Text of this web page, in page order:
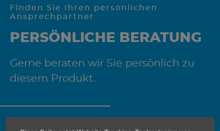
Finden Sie Ihren persönlichen
Ansprechpartner
PERSÖNLICHE BERATUNG
Gerne beraten wir Sie persönlich zu
diesem Produkt.